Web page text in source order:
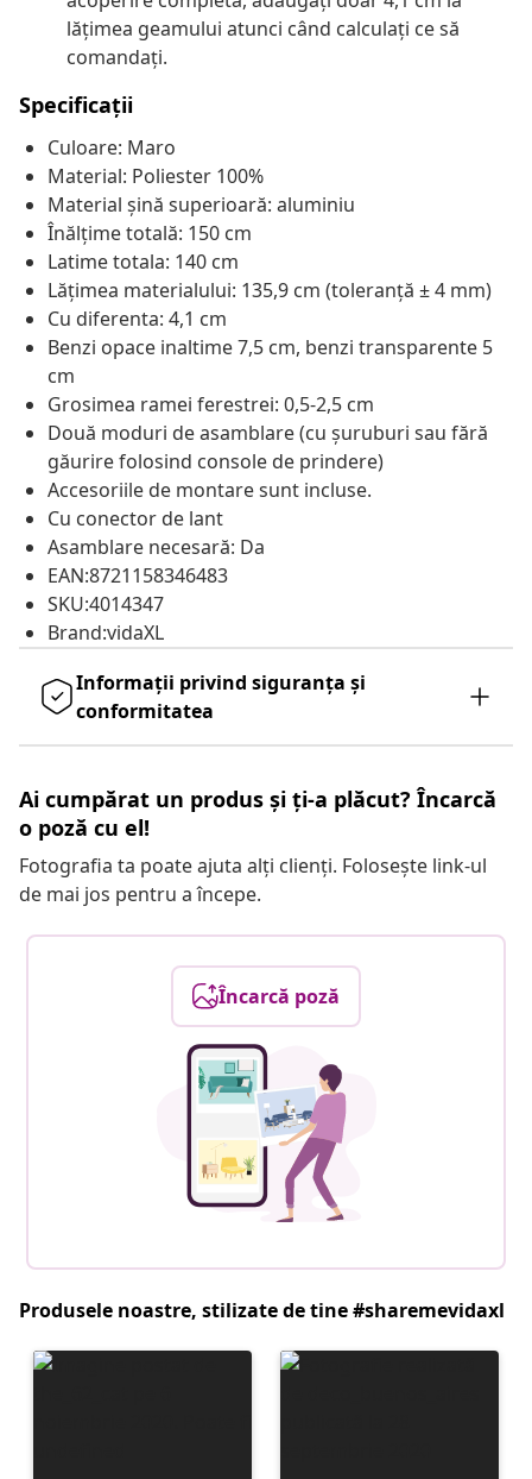
lățimea geamului atunci când calculați ce să
comandați.
Specificații
Culoare: Maro
Material: Poliester 100%
Material șină superioară: aluminiu
Înălțime totală: 150 cm
Latime totala: 140 cm
Lățimea materialului: 135,9 cm (toleranță ± 4 mm)
Cu diferenta: 4,1 cm
Benzi opace inaltime 7,5 cm, benzi transparente 5
cm
Grosimea ramei ferestrei: 0,5-2,5 cm
Două moduri de asamblare (cu șuruburi sau fără
găurire folosind console de prindere)
Accesoriile de montare sunt incluse.
Cu conector de lant
Asamblare necesară: Da
EAN:8721158346483
SKU:4014347
Brand:vidaXL
Informații privind siguranța și
conformitatea
Ai cumpărat un produs și ți-a plăcut? Încarcă
o poză cu el!
Fotografia ta poate ajuta alți clienți. Folosește link-ul
de mai jos pentru a începe.
Încarcă poză
Produsele noastre, stilizate de tine #sharemevidaxl